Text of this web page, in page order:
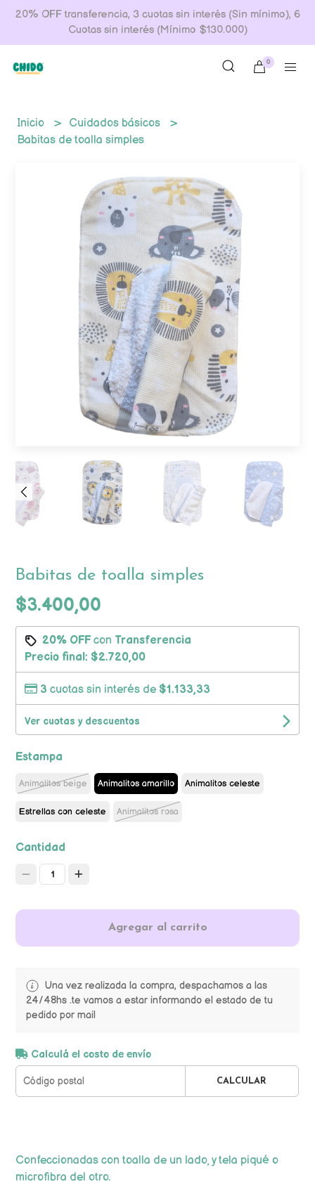
20% OFF transferencia, 3 cuotas sin interés (Sin mínimo), 6
Cuotas sin interés (Mínimo $130.000)
0
Inicio
Cuidados básicos
Babitas de toalla simples
Babitas de toalla simples
$3.400,00
20% OFFcon Transferencia
Precio final: $2.720,00
3 cuotas sin interés de $1.133,33
Ver cuotas y descuentos
Estampa
Animalitos beige Animalitos amarillo Animalitos celeste
Estrellas con celeste Animalitos rosa
Cantidad
1
Agregar al carrito
Una vez realizada la compra, despachamos a las
24/48hs .te vamos a estar informando el estado de tu
pedido por mail
Calculá el costo de envío
CALCULAR
Confeccionadas con toalla de un lado, y tela piqué o
microfibra del otro.